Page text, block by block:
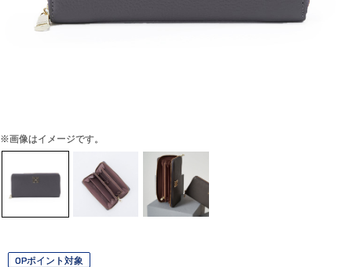
※画像はイメージです。
OPポイント対象